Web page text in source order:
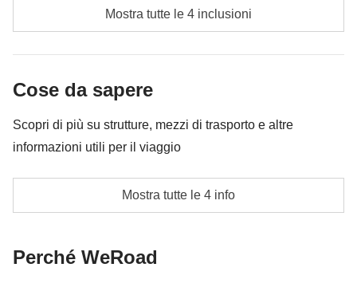
essere necessario implementarla ulteriormente, in ogni
caso verrà restituita la differenza non utilizzata.
Ski pass per day 3 e 4 (opzionale)
concordato di fare e la relativa quota parte del
coordinatore. Le attività pagate con la Cassa Comune
sono svolte da fornitori locali terzi e valgono le loro
condizioni; WeRoad non interviene nella gestione né
Mostra tutte le 4 inclusioni
Cose da sapere
Scopri di più su strutture, mezzi di trasporto e altre
informazioni utili per il viaggio
matrimoniali da condividere
Mostra tutte le 4 info
Perché WeRoad